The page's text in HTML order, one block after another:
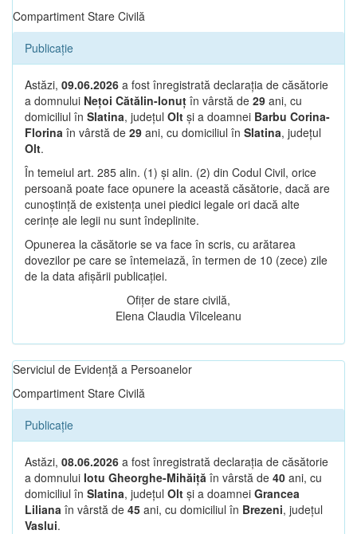
Compartiment Stare Civilă
Publicație
Astăzi, 09.06.2026 a fost înregistrată declarația de căsătorie
a domnului Nețoi Cătălin-Ionuț în vârstă de 29 ani, cu
domiciliul în Slatina, județul Olt și a doamnei Barbu Corina-
Florina în vârstă de 29 ani, cu domiciliul în Slatina, județul
Olt.
În temeiul art. 285 alin. (1) și alin. (2) din Codul Civil, orice
persoană poate face opunere la această căsătorie, dacă are
cunoștință de existența unei piedici legale ori dacă alte
cerințe ale legii nu sunt îndeplinite.
Opunerea la căsătorie se va face în scris, cu arătarea
dovezilor pe care se întemeiază, în termen de 10 (zece) zile
de la data afișării publicației.
Ofițer de stare civilă,
Elena Claudia Vîlceleanu
Serviciul de Evidență a Persoanelor
Compartiment Stare Civilă
Publicație
Astăzi, 08.06.2026 a fost înregistrată declarația de căsătorie
a domnului Iotu Gheorghe-Mihăiță în vârstă de 40 ani, cu
domiciliul în Slatina, județul Olt și a doamnei Grancea
Liliana în vârstă de 45 ani, cu domiciliul în Brezeni, județul
Vaslui.